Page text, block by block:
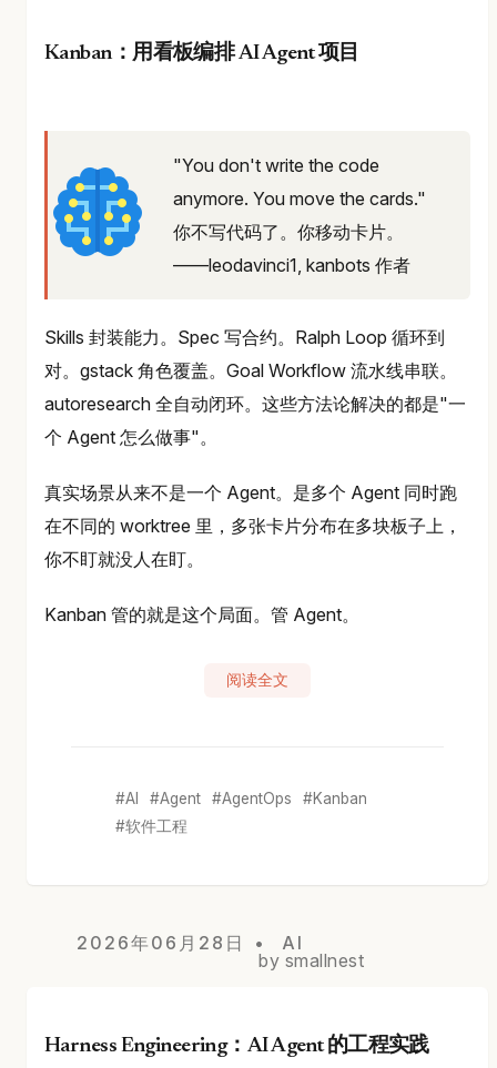
Kanban：用看板编排 AI Agent 项目
"You don't write the code
anymore. You move the cards."
你不写代码了。你移动卡片。
——leodavinci1, kanbots 作者
Skills 封装能力。Spec 写合约。Ralph Loop 循环到
对。gstack 角色覆盖。Goal Workflow 流水线串联。
autoresearch 全自动闭环。这些方法论解决的都是"一
个 Agent 怎么做事"。
真实场景从来不是一个 Agent。是多个 Agent 同时跑
在不同的 worktree 里，多张卡片分布在多块板子上，
你不盯就没人在盯。
Kanban 管的就是这个局面。管 Agent。
阅读全文
AI Agent AgentOps
Kanban
软件工程
2026年06月28日
AI
by smallnest
Harness Engineering：AI Agent 的工程实践